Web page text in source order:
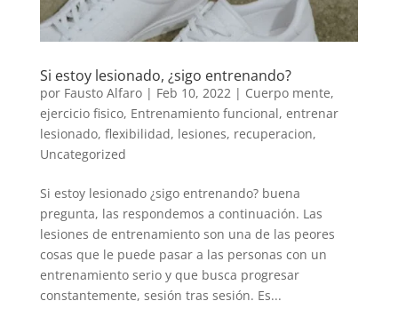
Si estoy lesionado, ¿sigo entrenando?
por Fausto Alfaro| Feb 10, 2022| Cuerpo mente,
ejercicio fisico, Entrenamiento funcional, entrenar
lesionado, flexibilidad, lesiones, recuperacion,
Uncategorized
Si estoy lesionado ¿sigo entrenando? buena
pregunta, las respondemos a continuación. Las
lesiones de entrenamiento son una de las peores
cosas que le puede pasar a las personas con un
entrenamiento serio y que busca progresar
constantemente, sesión tras sesión. Es...